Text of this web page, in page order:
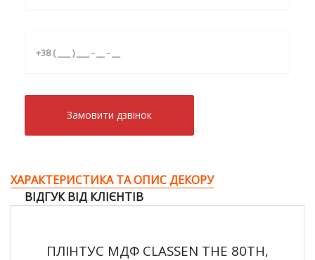
Замовити дзвiнок
ХАРАКТЕРИСТИКА ТА ОПИС ДЕКОРУ
ВІДГУК ВІД КЛІЄНТІВ
ПЛІНТУС МДФ CLASSEN THE 80TH,